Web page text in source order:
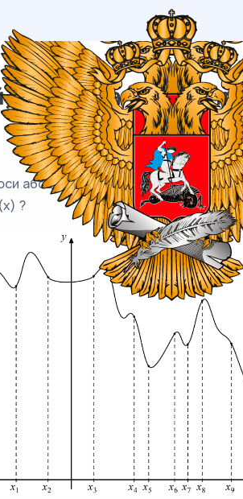
материал ЕГЭ /
абсцисс отмечено девять точек:
?